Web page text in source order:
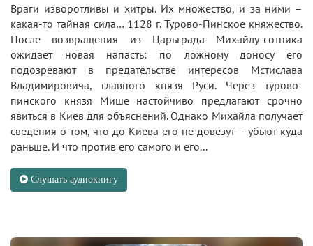
Враги изворотливы и хитры. Их множество, и за ними –
какая-то тайная сила… 1128 г. Турово-Пинское княжество.
После возвращения из Царьграда Михайлу-сотника
ожидает новая напасть: по ложному доносу его
подозревают в предательстве интересов Мстислава
Владимировича, главного князя Руси. Через турово-
пинского князя Мише настойчиво предлагают срочно
явиться в Киев для объяснений. Однако Михайла получает
сведения о том, что до Киева его не довезут – убьют куда
раньше. И что против его самого и его...
Слушать аудиокнигу